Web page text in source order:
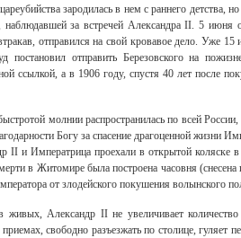
зародилась в нем с раннего детства,
за встречей Александра II. 5 июня
отправился на свой кровавое дело. Уже 15
постановил отправить Березовского на
ссылкой, а в 1906 году, спустя 40 лет после
молнии распространилась по всей
Богу за спасение драгоценной жизни
и Императрица проехали в открытой коляске
в Житомире была построена часовня
от злодейского покушения волынского
Александр II не увеличивает количество
свободно разъезжать по столице, гуляет